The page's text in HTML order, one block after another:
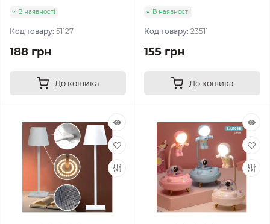
В наявності
Код товару: 51127
188 грн
До кошика
В наявності
Код товару: 23511
155 грн
До кошика